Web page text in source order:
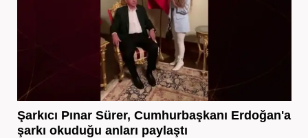
Şarkıcı Pınar Sürer, Cumhurbaşkanı Erdoğan'a
şarkı okuduğu anları paylaştı